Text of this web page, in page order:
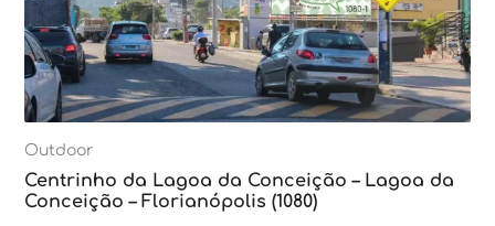
Outdoor
Centrinho da Lagoa da Conceição – Lagoa da
Conceição – Florianópolis (1080)